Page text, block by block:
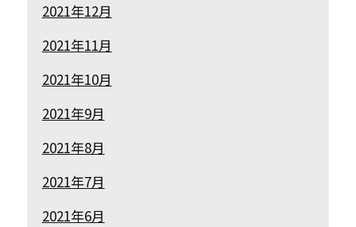
2021年12月
2021年11月
2021年10月
2021年9月
2021年8月
2021年7月
2021年6月